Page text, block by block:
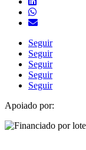
Seguir
Seguir
Seguir
Seguir
Seguir
Apoiado por: